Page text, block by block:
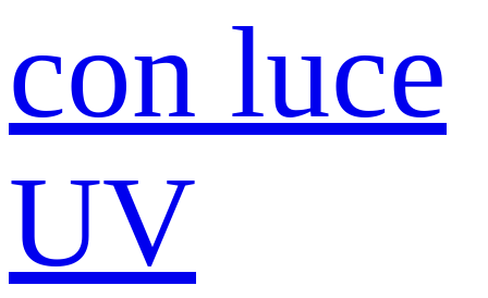
con luce
UV